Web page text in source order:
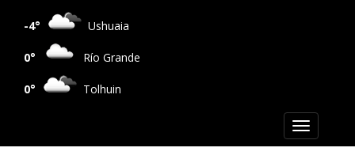
-4° Ushuaia
0° Río Grande
0° Tolhuin
Toggle
navigation